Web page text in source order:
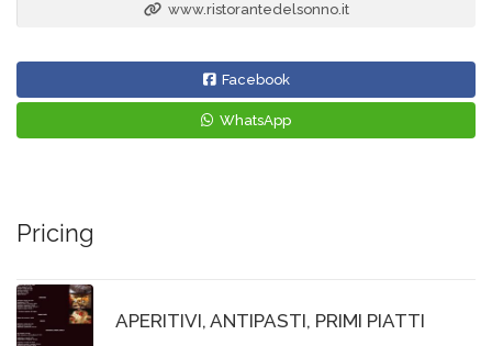
www.ristorantedelsonno.it
Facebook
WhatsApp
Pricing
APERITIVI, ANTIPASTI, PRIMI PIATTI